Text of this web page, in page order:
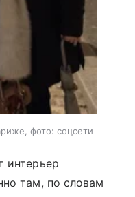
фото: соцсети
интерьер
там, по словам